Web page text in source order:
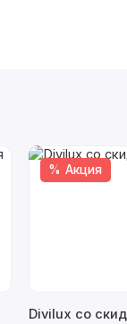
% Акция
Divilux со